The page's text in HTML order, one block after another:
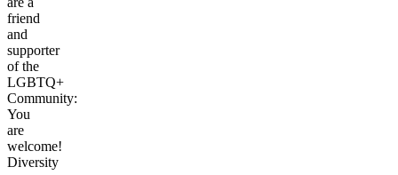
friend
and
supporter
of the
LGBTQ+
Community:
You
are
welcome!
Diversity